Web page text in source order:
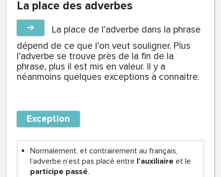
La place des adverbes
➔
La place de l’adverbe dans la phrase
dépend de ce que l’on veut souligner. Plus
l’adverbe se trouve près de la fin de la
phrase, plus il est mis en valeur. Il y a
néanmoins quelques exceptions à connaitre.
Exception
Normalement, et contrairement au français,
l’adverbe n’est pas placé entre l’auxiliaire et le
participe passé.